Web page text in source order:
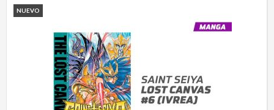
NUEVO